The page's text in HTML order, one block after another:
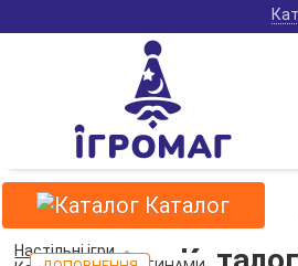
Каталог
Настільні ігри